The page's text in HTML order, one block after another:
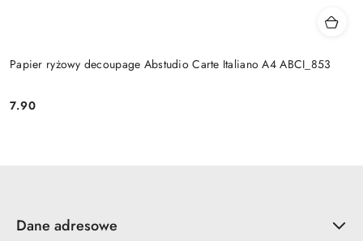
Papier ryżowy decoupage Abstudio Carte Italiano A4 ABCI_853
Cena:
7.90
Dane adresowe